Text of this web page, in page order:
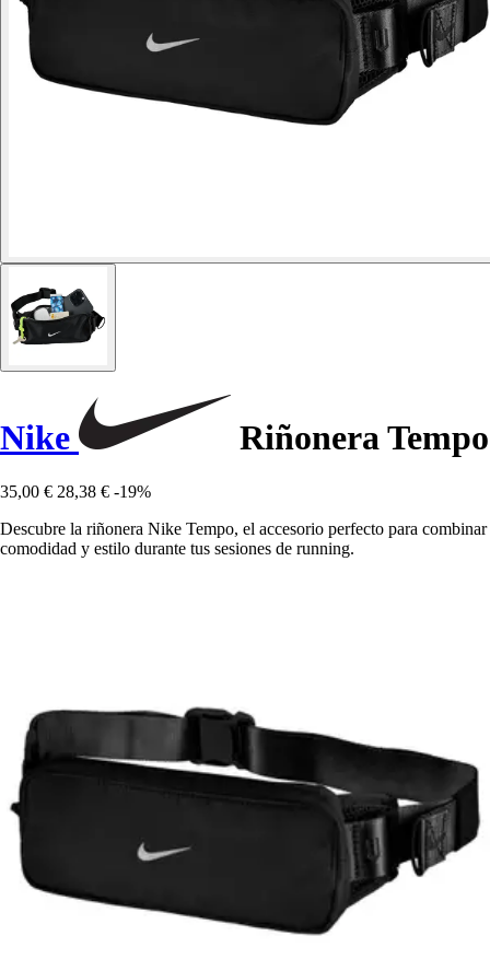
Nike Riñonera Tempo
35,00 € 28,38 € -19%
Descubre la riñonera Nike Tempo, el accesorio perfecto para combinar
comodidad y estilo durante tus sesiones de running.